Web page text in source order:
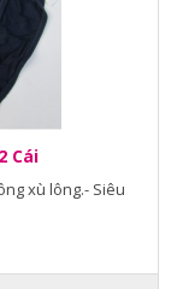
Cái
xù lông.- Siêu